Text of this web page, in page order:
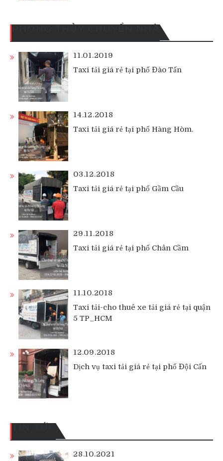
11.01.2019
Taxi tải giá rẻ tại phố Đào Tấn
14.12.2018
Taxi tải giá rẻ tại phố Hàng Hòm.
03.12.2018
Taxi tải giá rẻ tại phố Gầm Cầu
29.11.2018
Taxi tải giá rẻ tại phố Chân Cầm
11.10.2018
Taxi tải-cho thuê xe tải giá rẻ tại quận
5 TP_HCM
12.09.2018
Dịch vụ taxi tải giá rẻ tại phố Đội Cấn
TIN TỨC
28.10.2021